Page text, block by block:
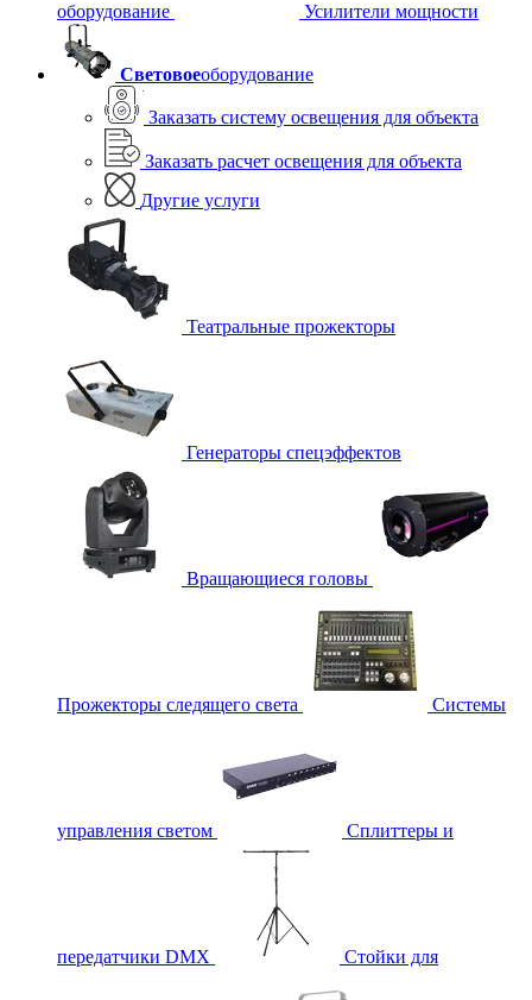
оборудование Усилители мощности
Световоеоборудование
Заказать систему освещения для объекта
Заказать расчет освещения для объекта
Другие услуги
Театральные прожекторы
Генераторы спецэффектов
Вращающиеся головы
Прожекторы следящего света Системы
управления светом Сплиттеры и
передатчики DMX Стойки для